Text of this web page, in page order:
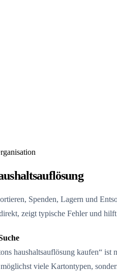
Spenden, Lagern und
zeigt typische Fehler und
haushaltsauflösung kaufen“
viele Kartontypen,